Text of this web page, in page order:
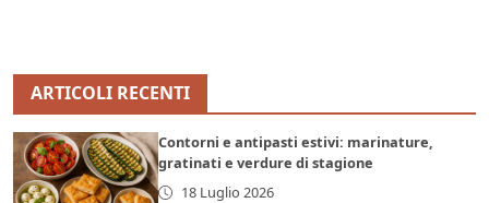
ARTICOLI RECENTI
Contorni e antipasti estivi: marinature,
gratinati e verdure di stagione
18 Luglio 2026